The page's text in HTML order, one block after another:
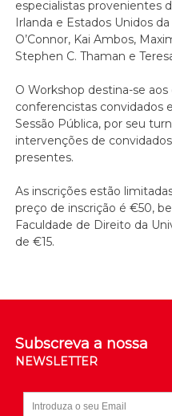
especialistas provenientes
Irlanda e Estados Unidos
O’Connor, Kai Ambos,
Stephen C. Thaman e
O Workshop destina-se
conferencistas convidados
Sessão Pública, por seu
intervenções de
presentes.
As inscrições estão
preço de inscrição é €50,
Faculdade de Direito da
de €15.
Subscreva a nossa
NEWSLETTER